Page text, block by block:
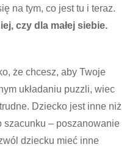
na tym, co jest tu i teraz.
czy dla małej siebie.
że chcesz, aby Twoje
układaniu puzzli, wiec
Dziecko jest inne niż
szacunku – poszanowanie
dziecku mieć inne